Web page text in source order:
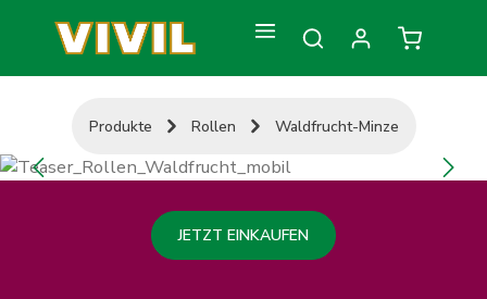
Zum Hauptinhalt springen
Produkte Rollen Waldfrucht-Minze
Bildergalerie überspringen
JETZT EINKAUFEN